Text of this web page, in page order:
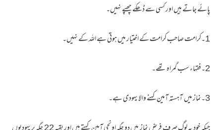
پائے جاتے ہیں اور کسی سے ڈھکے چھپے نہیں۔
1۔کرامت صاحب کرامت کے اختیار میں ہوتی ہے اللہ کے نہیں۔
2۔فقہاء سب گمراہ تھے۔
3۔نماز میں آہستہ آمین کہنے والا یہودی ہے۔